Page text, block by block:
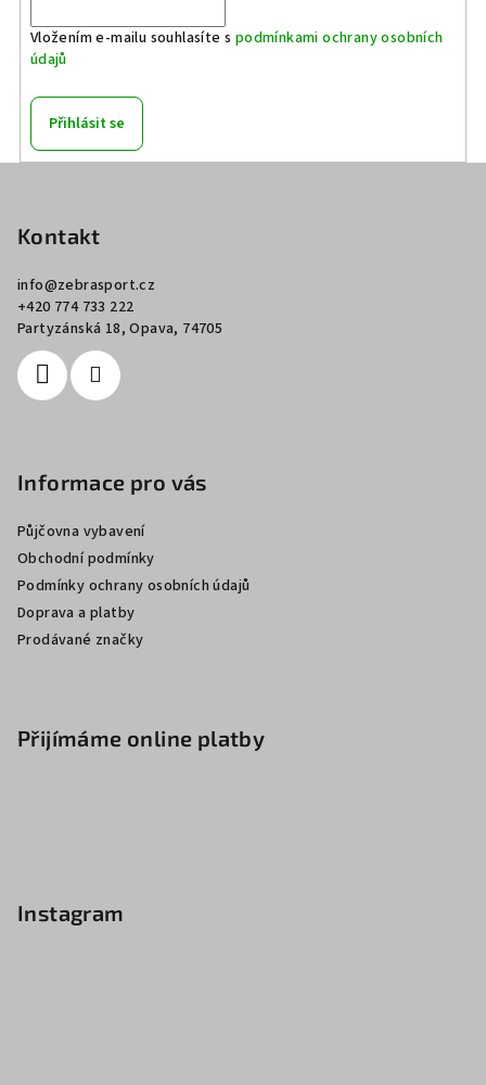
Vložením e-mailu souhlasíte s podmínkami ochrany osobních
údajů
Přihlásit se
Kontakt
info@zebrasport.cz
+420 774 733 222
Partyzánská 18, Opava, 74705
Informace pro vás
Půjčovna vybavení
Obchodní podmínky
Podmínky ochrany osobních údajů
Doprava a platby
Prodávané značky
Přijímáme online platby
Instagram